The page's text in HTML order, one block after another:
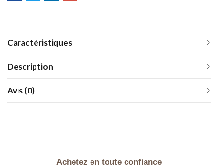
Caractéristiques
Description
Avis (0)
Achetez en toute confiance